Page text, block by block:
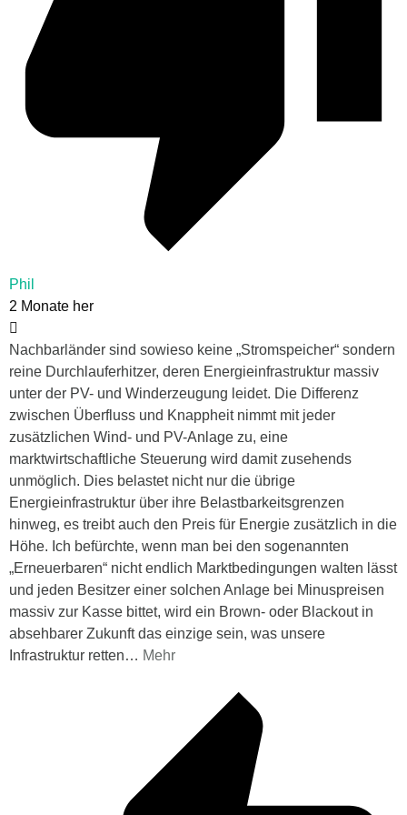
Phil
2 Monate her
Nachbarländer sind sowieso keine „Stromspeicher“ sondern
reine Durchlauferhitzer, deren Energieinfrastruktur massiv
unter der PV- und Winderzeugung leidet. Die Differenz
zwischen Überfluss und Knappheit nimmt mit jeder
zusätzlichen Wind- und PV-Anlage zu, eine
marktwirtschaftliche Steuerung wird damit zusehends
unmöglich. Dies belastet nicht nur die übrige
Energieinfrastruktur über ihre Belastbarkeitsgrenzen
hinweg, es treibt auch den Preis für Energie zusätzlich in die
Höhe. Ich befürchte, wenn man bei den sogenannten
„Erneuerbaren“ nicht endlich Marktbedingungen walten lässt
und jeden Besitzer einer solchen Anlage bei Minuspreisen
massiv zur Kasse bittet, wird ein Brown- oder Blackout in
absehbarer Zukunft das einzige sein, was unsere
Infrastruktur retten… Mehr